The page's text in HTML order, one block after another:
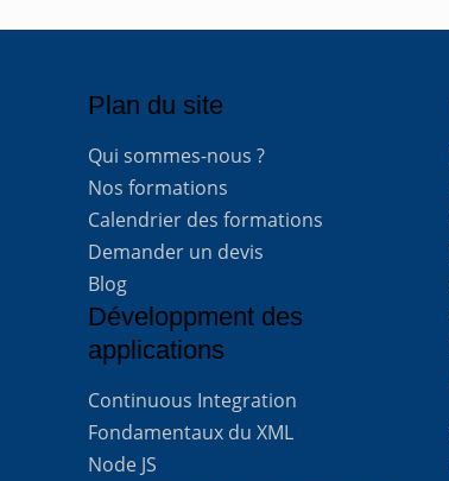
Plan du site
Qui sommes-nous ?
Nos formations
Calendrier des formations
Demander un devis
Blog
Développment des
applications
Continuous Integration
Fondamentaux du XML
Node JS